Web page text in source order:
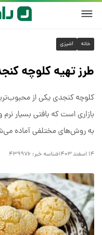
خانه آشپزی
طرز تهیه کلوچه
کلوچه کنجدی یکی از
بازاری است که بافتی بسیار
به روش‌های مختلفی آماده
۱۴ اسفند ۱۴۰۳ شناسه خبر: ۴۳۹۹۷۶